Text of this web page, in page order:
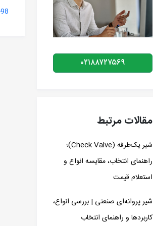
۰۲۱۸۸۷۲۷۵۶۹
مقالات مرتبط
شیر یک‌طرفه (Check Valve)؛
راهنمای انتخاب، مقایسه انواع و
استعلام قیمت
شیر پروانه‌ای صنعتی | بررسی انواع،
کاربردها و راهنمای انتخاب